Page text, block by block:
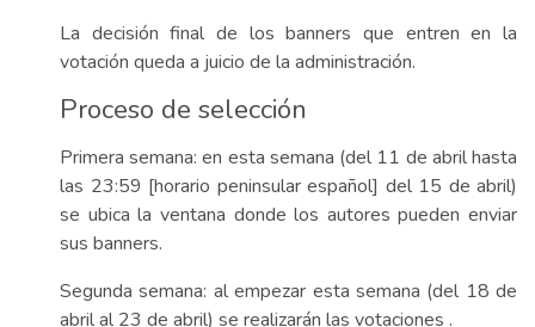
La decisión final de los banners que entren en la
votación queda a juicio de la administración.
Proceso de selección
Primera semana: en esta semana (del 11 de abril hasta
las 23:59 [horario peninsular español] del 15 de abril)
se ubica la ventana donde los autores pueden enviar
sus banners.
Segunda semana: al empezar esta semana (del 18 de
abril al 23 de abril) se realizarán las votaciones .